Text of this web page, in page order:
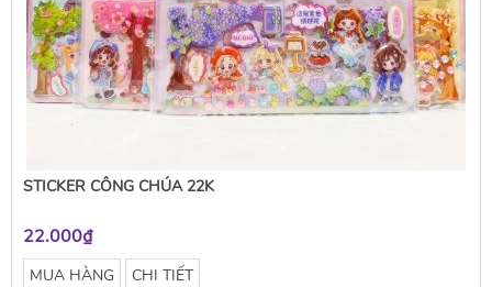
STICKER CÔNG CHÚA 22K
22.000₫
MUA HÀNG CHI TIẾT